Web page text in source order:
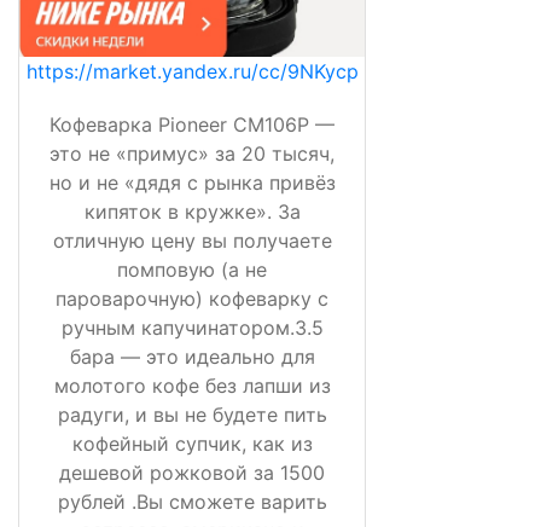
https://market.yandex.ru/cc/9NKycp
Кофеварка Pioneer CM106P —
это не «примус» за 20 тысяч,
но и не «дядя с рынка привёз
кипяток в кружке». За
отличную цену вы получаете
помповую (а не
пароварочную) кофеварку с
ручным капучинатором.3.5
бара — это идеально для
молотого кофе без лапши из
радуги, и вы не будете пить
кофейный супчик, как из
дешевой рожковой за 1500
рублей .Вы сможете варить